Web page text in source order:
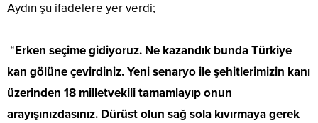
Aydın şu ifadelere yer verdi;
“Erken seçime gidiyoruz. Ne kazandık bunda Türkiye
kan gölüne çevirdiniz. Yeni senaryo ile şehitlerimizin kanı
üzerinden 18 milletvekili tamamlayıp onun
arayışınızdasınız. Dürüst olun sağ sola kıvırmaya gerek